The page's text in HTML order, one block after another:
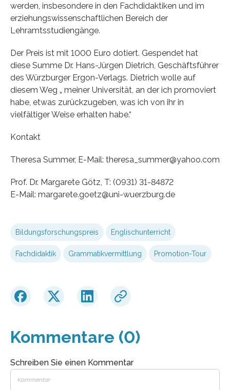
werden, insbesondere in den Fachdidaktiken und im
erziehungswissenschaftlichen Bereich der
Lehramtsstudiengänge.
Der Preis ist mit 1000 Euro dotiert. Gespendet hat
diese Summe Dr. Hans-Jürgen Dietrich, Geschäftsführer
des Würzburger Ergon-Verlags. Dietrich wolle auf
diesem Weg „ meiner Universität, an der ich promoviert
habe, etwas zurückzugeben, was ich von ihr in
vielfältiger Weise erhalten habe.“
Kontakt
Theresa Summer, E-Mail: theresa_summer@yahoo.com
Prof. Dr. Margarete Götz, T: (0931) 31-84872
E-Mail: margarete.goetz@uni-wuerzburg.de
Bildungsforschungspreis Englischunterricht
Fachdidaktik Grammatikvermittlung Promotion-Tour
Kommentare (0)
Schreiben Sie einen Kommentar